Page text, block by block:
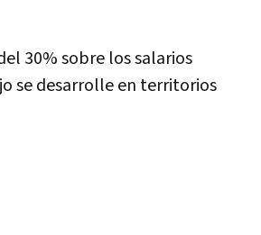
30% sobre los salarios
se desarrolle en territorios